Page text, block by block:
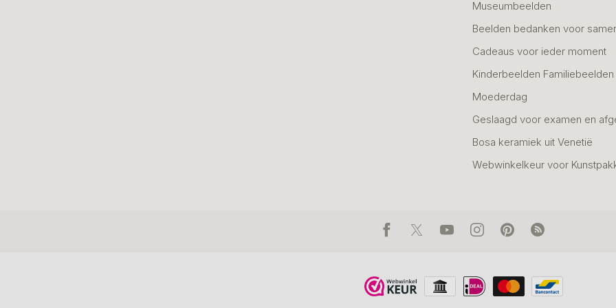
Museumbeelden
Beelden bedanken voor
Cadeaus voor ieder moment
Kinderbeelden Familiebeelden
Moederdag
Geslaagd voor examen en
Bosa keramiek uit Venetië
Webwinkelkeur voor